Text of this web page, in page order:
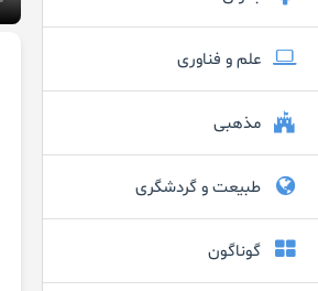
علم و فناوری
مذهبی
طبیعت و گردشگری
گوناگون